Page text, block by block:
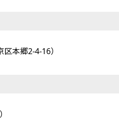
本郷2-4-16）